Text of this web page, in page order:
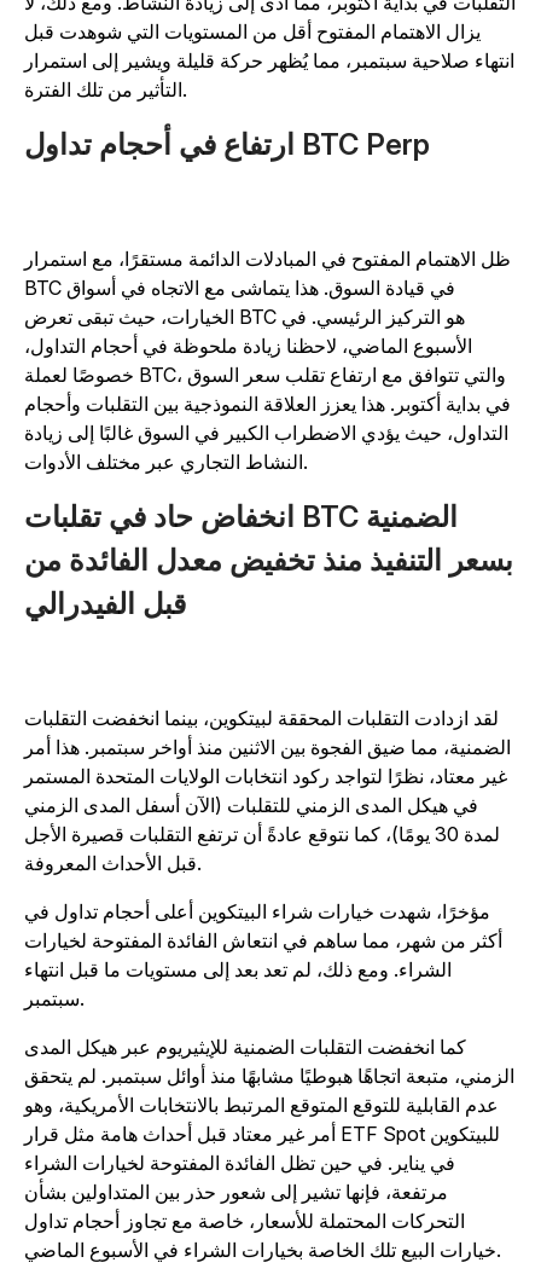
يزال الاهتمام المفتوح أقل من المستويات التي شوهدت قبل
صلاحية سبتمبر، مما يُظهر حركة قليلة ويشير إلى استمرار
ارتفاع في أحجام تداول BTC Perp
ظل الاهتمام المفتوح في المبادلات الدائمة مستقرًا، مع استمرار
BTC في قيادة السوق. هذا يتماشى مع الاتجاه في أسواق
الخيارات، حيث تبقى تعرض BTC هو التركيز الرئيسي. في
الأسبوع الماضي، لاحظنا زيادة ملحوظة في أحجام التداول،
خصوصًا لعملة BTC، والتي تتوافق مع ارتفاع تقلب سعر السوق
في بداية أكتوبر. هذا يعزز العلاقة النموذجية بين التقلبات وأحجام
التداول، حيث يؤدي الاضطراب الكبير في السوق غالبًا إلى زيادة
انخفاض حاد في تقلبات BTC الضمنية
بسعر التنفيذ منذ تخفيض معدل الفائدة من
قبل الفيدرالي
لقد ازدادت التقلبات المحققة لبيتكوين، بينما انخفضت التقلبات
الضمنية، مما ضيق الفجوة بين الاثنين منذ أواخر سبتمبر. هذا أمر
غير معتاد، نظرًا لتواجد ركود انتخابات الولايات المتحدة المستمر
في هيكل المدى الزمني للتقلبات (الآن أسفل المدى الزمني
لمدة 30 يومًا)، كما نتوقع عادةً أن ترتفع التقلبات قصيرة الأجل
مؤخرًا، شهدت خيارات شراء البيتكوين أعلى أحجام تداول في
أكثر من شهر، مما ساهم في انتعاش الفائدة المفتوحة لخيارات
الشراء. ومع ذلك، لم تعد بعد إلى مستويات ما قبل انتهاء
كما انخفضت التقلبات الضمنية للإيثيريوم عبر هيكل المدى
متبعة اتجاهًا هبوطيًا مشابهًا منذ أوائل سبتمبر. لم يتحقق
عدم القابلية للتوقع المتوقع المرتبط بالانتخابات الأمريكية، وهو
أمر غير معتاد قبل أحداث هامة مثل قرار ETF Spot للبيتكوين
في يناير. في حين تظل الفائدة المفتوحة لخيارات الشراء
مرتفعة، فإنها تشير إلى شعور حذر بين المتداولين بشأن
التحركات المحتملة للأسعار، خاصة مع تجاوز أحجام تداول